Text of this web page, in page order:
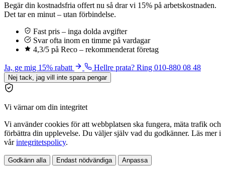
Begär din kostnadsfria offert nu så drar vi 15% på arbetskostnaden.
Det tar en minut – utan förbindelse.
Fast pris – inga dolda avgifter
Svar ofta inom en timme på vardagar
4,3/5 på Reco – rekommenderat företag
Ja, ge mig 15% rabatt Hellre prata? Ring 010-880 08 48
Nej tack, jag vill inte spara pengar
Vi värnar om din integritet
Vi använder cookies för att webbplatsen ska fungera, mäta trafik och
förbättra din upplevelse. Du väljer själv vad du godkänner. Läs mer i
vårintegritetspolicy.
Godkänn alla Endast nödvändiga Anpassa